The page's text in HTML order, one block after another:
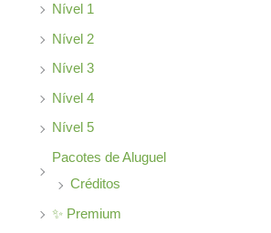
Nível 1
Nível 2
Nível 3
Nível 4
Nível 5
Pacotes de Aluguel
Créditos
✨ Premium